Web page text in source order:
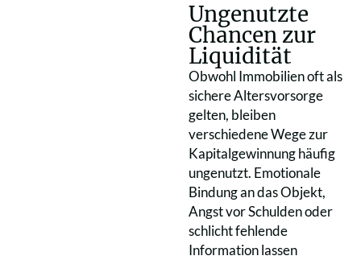
Ungenutzte
Chancen zur
Liquidität
Obwohl Immobilien oft als
sichere Altersvorsorge
gelten, bleiben
verschiedene Wege zur
Kapitalgewinnung häufig
ungenutzt. Emotionale
Bindung an das Objekt,
Angst vor Schulden oder
schlicht fehlende
Information lassen